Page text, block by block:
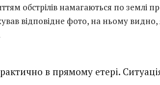
обстрілів намагаються по землі
відповідне фото, на ньому видно,
в прямому етері.